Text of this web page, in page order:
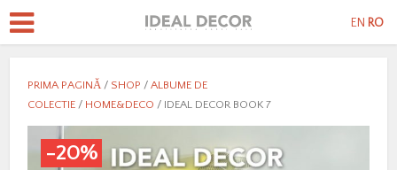
PRIMA PAGINĂ / SHOP /ALBUME DE
COLECTIE / HOME&DECO / IDEAL DECOR BOOK 7
-20%
EN RO